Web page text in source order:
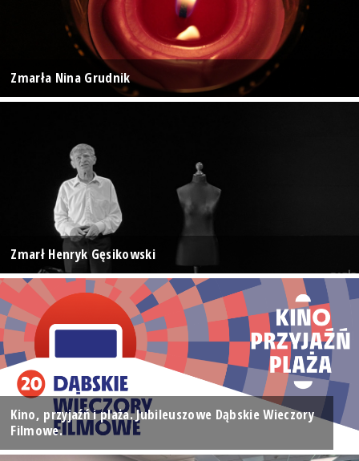
Zmarła Nina Grudnik
Zmarł Henryk Gęsikowski
Kino, przyjaźń i plaża. Jubileuszowe Dąbskie Wieczory
Filmowe.